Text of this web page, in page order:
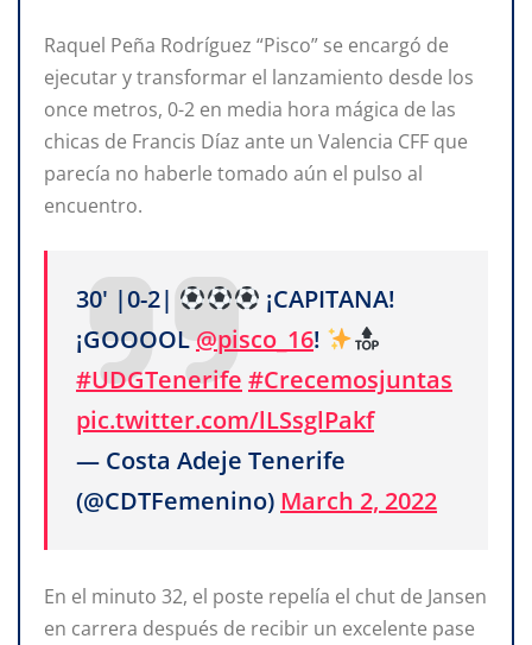
Raquel Peña Rodríguez “Pisco” se encargó de
ejecutar y transformar el lanzamiento desde los
once metros, 0-2 en media hora mágica de las
chicas de Francis Díaz ante un Valencia CFF que
parecía no haberle tomado aún el pulso al
encuentro.
30' |0-2|
¡CAPITANA!
¡GOOOOL @pisco_16!
#UDGTenerife #Crecemosjuntas
pic.twitter.com/lLSsglPakf
— Costa Adeje Tenerife
(@CDTFemenino) March 2, 2022
En el minuto 32, el poste repelía el chut de Jansen
en carrera después de recibir un excelente pase